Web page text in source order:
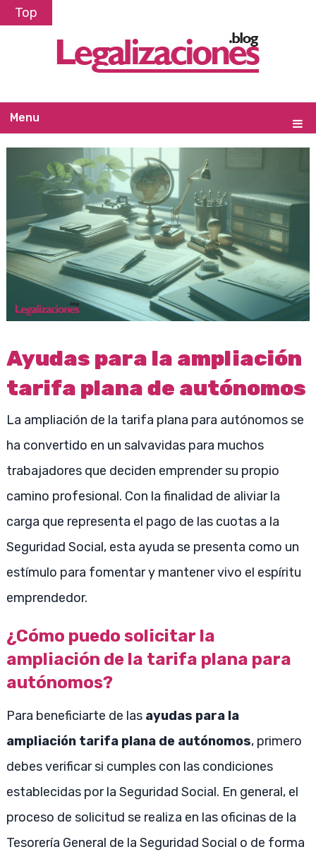
Top
Menu
Ayudas para la ampliación
tarifa plana de autónomos
La ampliación de la tarifa plana para autónomos se
ha convertido en un salvavidas para muchos
trabajadores que deciden emprender su propio
camino profesional. Con la finalidad de aliviar la
carga que representa el pago de las cuotas a la
Seguridad Social, esta ayuda se presenta como un
estímulo para fomentar y mantener vivo el espíritu
emprendedor.
¿Cómo puedo solicitar la
ampliación de la tarifa plana para
autónomos?
Para beneficiarte de las ayudas para la
ampliación tarifa plana de autónomos, primero
debes verificar si cumples con las condiciones
establecidas por la Seguridad Social. En general, el
proceso de solicitud se realiza en las oficinas de la
Tesorería General de la Seguridad Social o de forma